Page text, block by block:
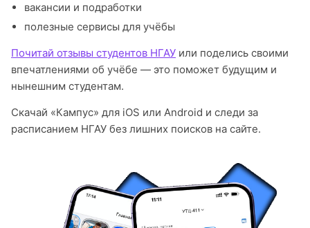
вакансии и подработки
полезные сервисы для учёбы
Почитай отзывы студентов НГАУ или поделись своими
впечатлениями об учёбе — это поможет будущим и
нынешним студентам.
Скачай «Кампус» для iOS или Android и следи за
расписанием НГАУ без лишних поисков на сайте.